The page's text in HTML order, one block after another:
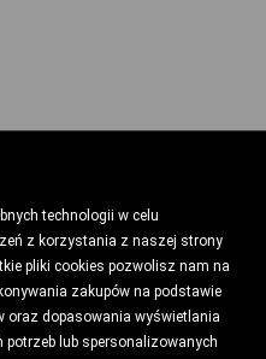
technologii w celu
z korzystania z naszej strony
pliki cookies pozwolisz nam na
zakupów na podstawie
oraz dopasowania wyświetlania
lub spersonalizowanych